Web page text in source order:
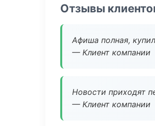
Отзывы
Афиша полная,
— Клиент компании
Новости приходят
— Клиент компании